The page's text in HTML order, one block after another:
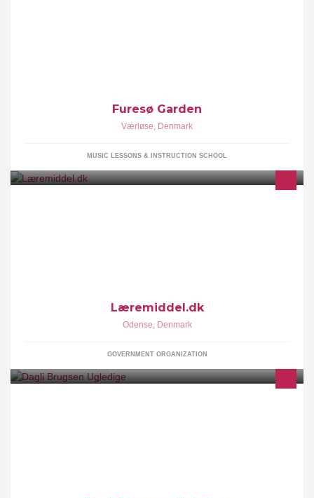
Furesø Garden
Værløse, Denmark
MUSIC LESSONS & INSTRUCTION SCHOOL
Læremiddel.dk
Odense, Denmark
GOVERNMENT ORGANIZATION